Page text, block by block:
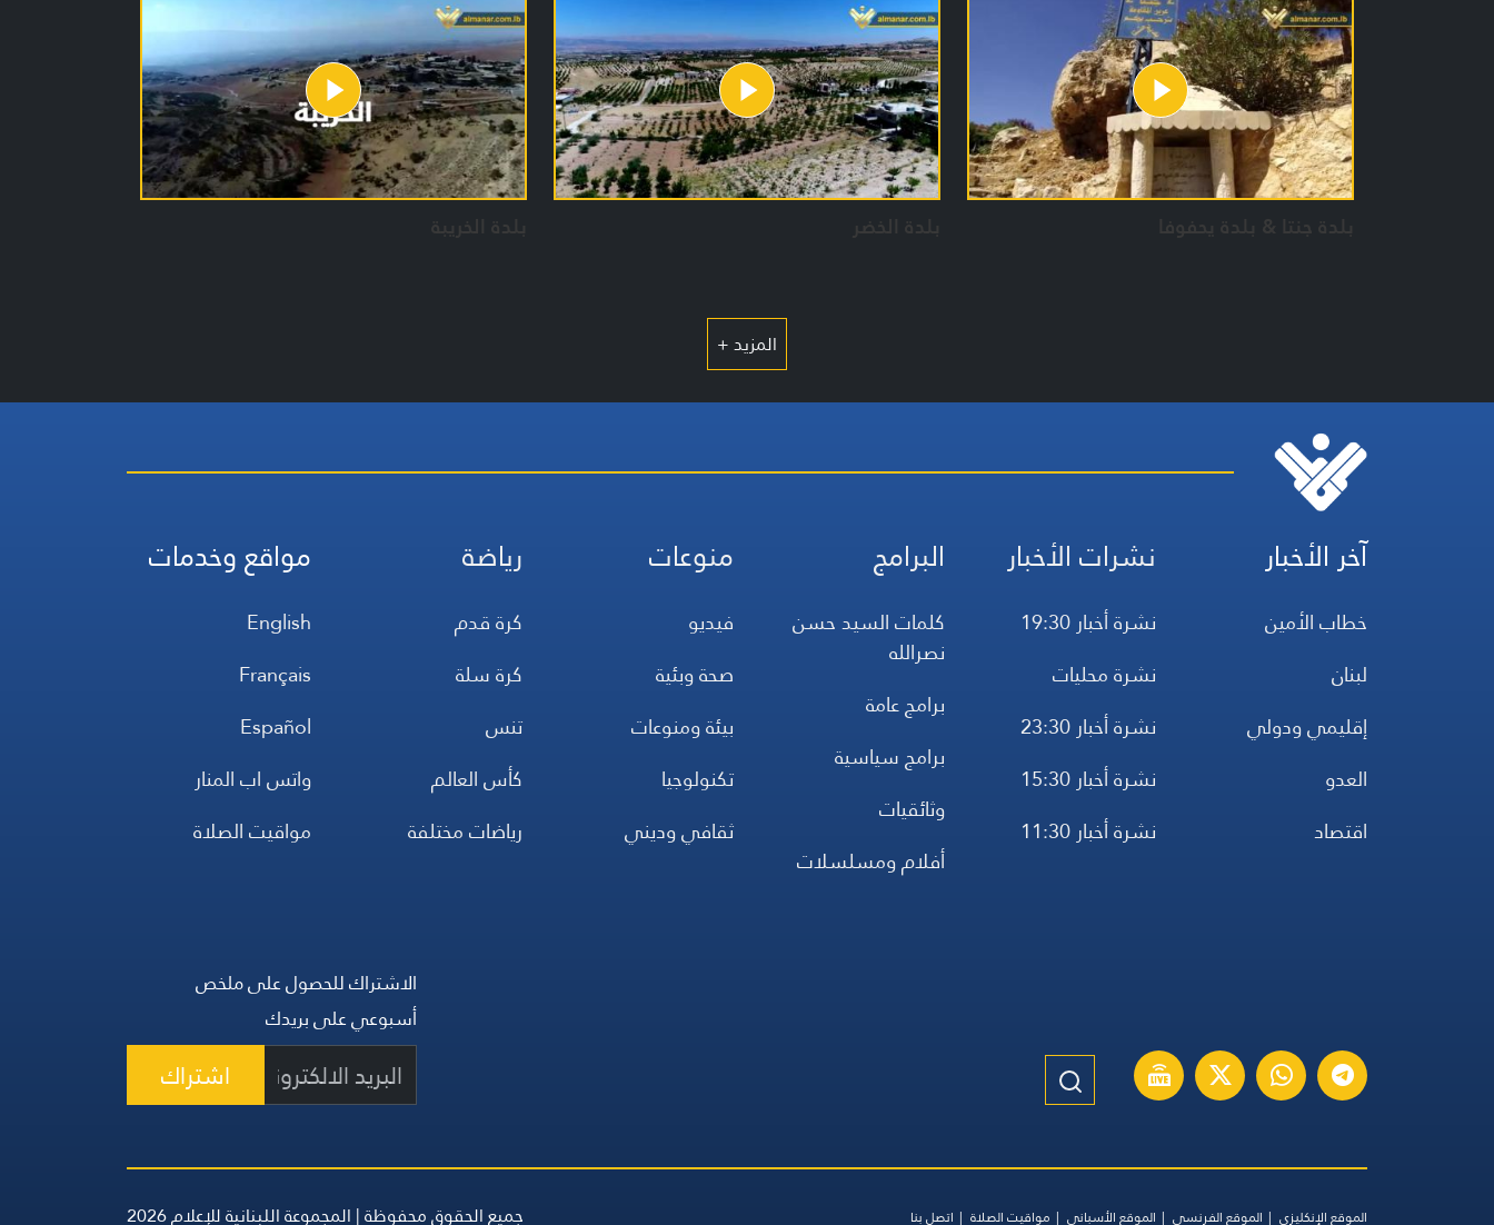
بلدة جنتا & بلدة يحفوفا بلدة الخضر بلدة الخريبة
المزيد +
آخر الأخبار
خطاب الأمين
لبنان
إقليمي ودولي
العدو
اقتصاد
نشرات الأخبار
نشرة أخبار 19:30
نشرة محليات
نشرة أخبار 23:30
نشرة أخبار 15:30
نشرة أخبار 11:30
البرامج
كلمات السيد حسن
نصرالله
برامج عامة
برامج سياسية
وثائقيات
أفلام ومسلسلات
منوعات
فيديو
صحة وبئية
بيئة ومنوعات
تكنولوجيا
ثقافي وديني
رياضة
كرة قدم
كرة سلة
تنس
كأس العالم
رياضات مختلفة
مواقع وخدمات
English
Français
Español
واتس اب المنار
مواقيت الصلاة
الاشتراك للحصول على ملخص
أسبوعي على بريدك
اشتراك
الموقع الإنكليزي الموقع الفرنسي الموقع الأسباني مواقيت الصلاة اتصل بنا جميع الحقوق محفوظة | المجموعة اللبنانية للإعلام 2026